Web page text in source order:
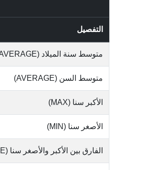
التفصيل
متوسط سنة الميلاد (AVERAGE)
متوسط السن (AVERAGE)
الأكبر سنا (MAX)
الأصغر سنا (MIN)
الفارق بين الأكبر والأصغر سنا (RANGE)